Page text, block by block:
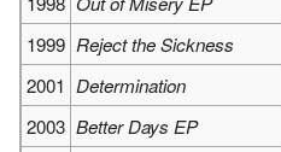
1999 Reject the Sickness
2001 Determination
2003 Better Days EP